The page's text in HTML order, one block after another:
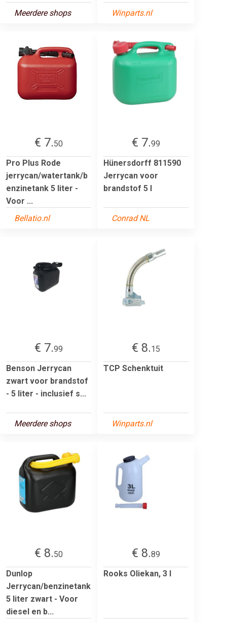
Meerdere shops Winparts.nl
€ 7.50
Pro Plus Rode
jerrycan/watertank/b
enzinetank 5 liter -
Voor ...
Bellatio.nl
€ 7.99
Hünersdorff 811590
Jerrycan voor
brandstof 5 l
Conrad NL
€ 7.99
Benson Jerrycan
zwart voor brandstof
- 5 liter - inclusief s...
Meerdere shops
€ 8.15
TCP Schenktuit
Winparts.nl
€ 8.50
Dunlop
Jerrycan/benzinetank
5 liter zwart - Voor
diesel en b...
€ 8.89
Rooks Oliekan, 3 l